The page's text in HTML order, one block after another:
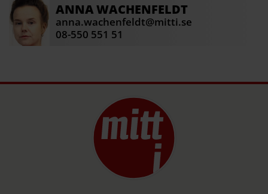
ANNAWACHENFELDT
anna.wachenfeldt@mitti.se
08-550 551 51